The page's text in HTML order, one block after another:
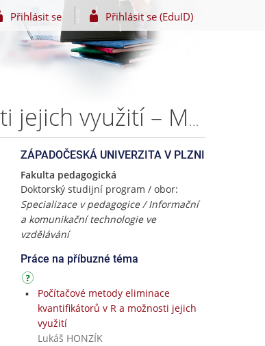
Přihlásit se Přihlásit se (EduID)
Počítačové metody eliminace kvantifikátorů v R a možnosti jejich využití – Mgr. Lukáš HONZÍK
ZÁPADOČESKÁ UNIVERZITA V PLZNI
Fakulta pedagogická
Doktorský studijní program / obor:
Specializace v pedagogice / Informační
a komunikační technologie ve
vzdělávání
Práce na příbuzné téma
Počítačové metody eliminace
kvantifikátorů v R a možnosti jejich
využití
Lukáš HONZÍK